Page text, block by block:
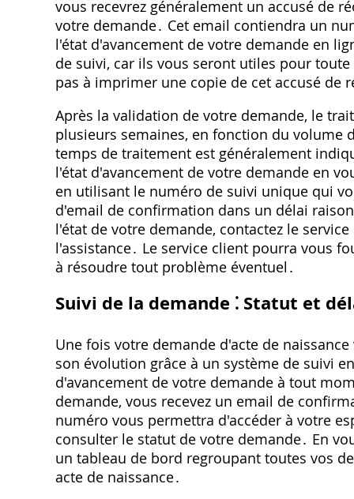
vous recevrez généralement un accusé de
votre demande․ Cet email contiendra un
l'état d'avancement de votre demande en
de suivi, car ils vous seront utiles pour
pas à imprimer une copie de cet accusé de
Après la validation de votre demande, le
plusieurs semaines, en fonction du volume
temps de traitement est généralement
l'état d'avancement de votre demande en
en utilisant le numéro de suivi unique qui
d'email de confirmation dans un délai
l'état de votre demande, contactez le
l'assistance․ Le service client pourra vous
à résoudre tout problème éventuel․
Suivi de la demande ⁚ Statut et
Une fois votre demande d'acte de
son évolution grâce à un système de suivi
d'avancement de votre demande à tout
demande, vous recevez un email de
numéro vous permettra d'accéder à votre
consulter le statut de votre demande․ En
un tableau de bord regroupant toutes vos
acte de naissance․